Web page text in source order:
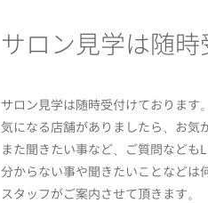
サロン見学は随
サロン見学は随時受付けております。
気になる店舗がありましたら、お気
また聞きたい事など、ご質問なども
分からない事や聞きたいことなどは
スタッフがご案内させて頂きます。